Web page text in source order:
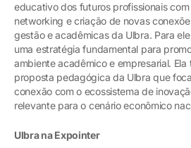
educativo dos futuros profissionais
networking e criação de novas
gestão e acadêmicas da Ulbra. Para
uma estratégia fundamental para
ambiente acadêmico e empresarial.
proposta pedagógica da Ulbra que
conexão com o ecossistema de
relevante para o cenário econômico
Ulbra na Expointer